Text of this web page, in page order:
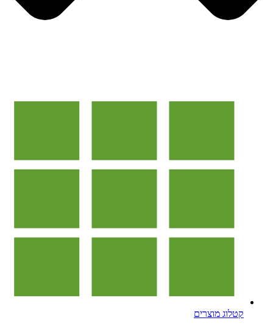
קטלוג מוצרים